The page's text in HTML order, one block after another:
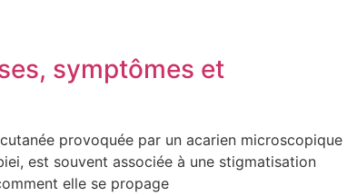
symptômes et
provoquée par un acarien microscopique
est souvent associée à une stigmatisation
elle se propage